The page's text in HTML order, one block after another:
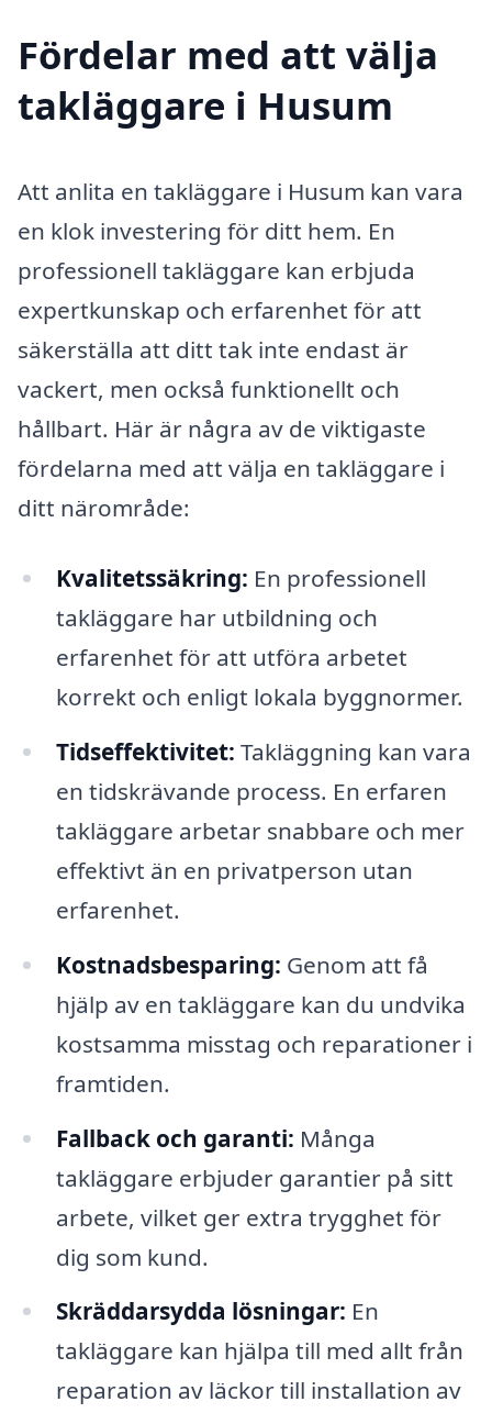
Fördelar med att välja
takläggare i Husum
Att anlita en takläggare i Husum kan vara
en klok investering för ditt hem. En
professionell takläggare kan erbjuda
expertkunskap och erfarenhet för att
säkerställa att ditt tak inte endast är
vackert, men också funktionellt och
hållbart. Här är några av de viktigaste
fördelarna med att välja en takläggare i
ditt närområde:
Kvalitetssäkring: En professionell
takläggare har utbildning och
erfarenhet för att utföra arbetet
korrekt och enligt lokala byggnormer.
Tidseffektivitet: Takläggning kan vara
en tidskrävande process. En erfaren
takläggare arbetar snabbare och mer
effektivt än en privatperson utan
erfarenhet.
Kostnadsbesparing: Genom att få
hjälp av en takläggare kan du undvika
kostsamma misstag och reparationer i
framtiden.
Fallback och garanti: Många
takläggare erbjuder garantier på sitt
arbete, vilket ger extra trygghet för
dig som kund.
Skräddarsydda lösningar: En
takläggare kan hjälpa till med allt från
reparation av läckor till installation av